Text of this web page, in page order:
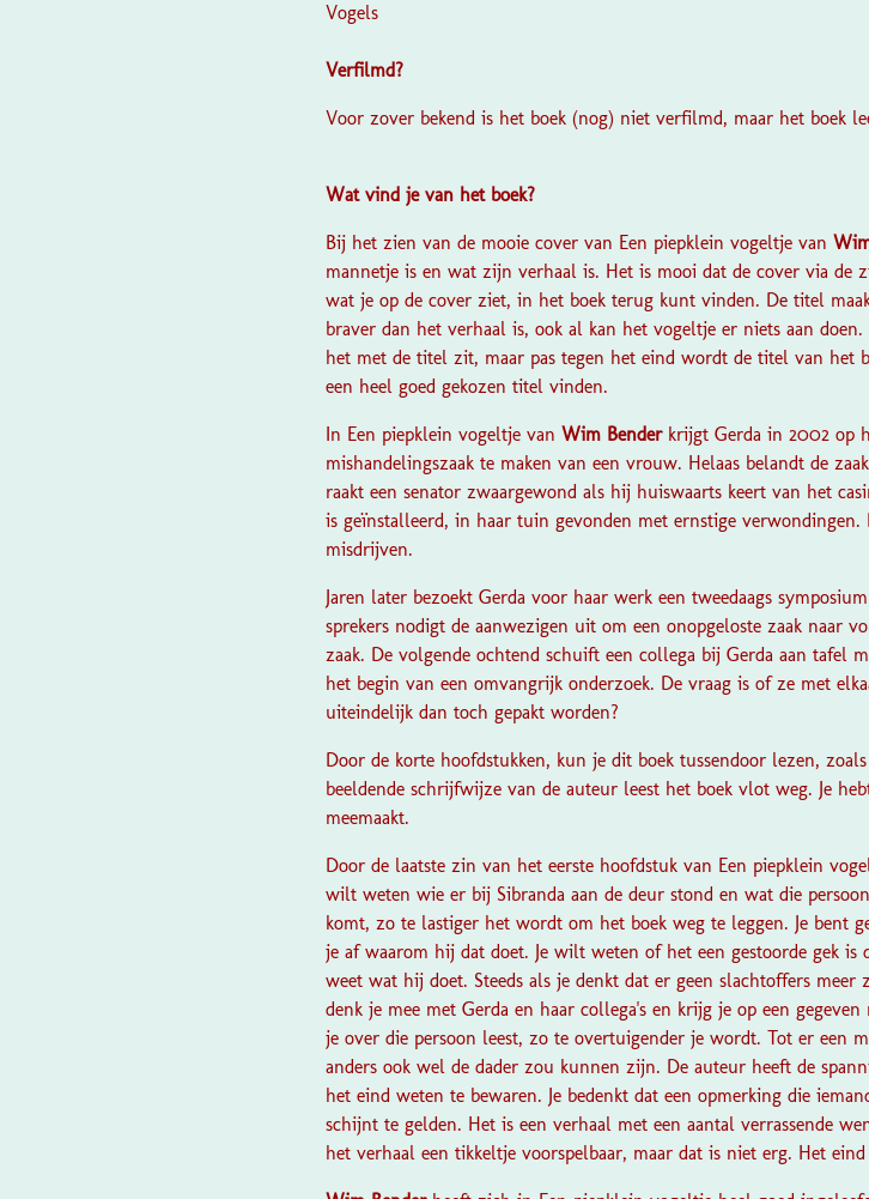
Vogels
Verfilmd?
Voor zover bekend is het boek (nog) niet verfilmd, maar het boek
Wat vind je van het boek?
Bij het zien van de mooie cover van Een piepklein vogeltje van
mannetje is en wat zijn verhaal is. Het is mooi dat de cover via de
wat je op de cover ziet, in het boek terug kunt vinden. De titel
braver dan het verhaal is, ook al kan het vogeltje er niets aan
het met de titel zit, maar pas tegen het eind wordt de titel van het
een heel goed gekozen titel vinden.
In Een piepklein vogeltje van Wim Bender krijgt Gerda in 2002 op
mishandelingszaak te maken van een vrouw. Helaas belandt de
raakt een senator zwaargewond als hij huiswaarts keert van het
is geïnstalleerd, in haar tuin gevonden met ernstige verwondingen.
misdrijven.
Jaren later bezoekt Gerda voor haar werk een tweedaags
sprekers nodigt de aanwezigen uit om een onopgeloste zaak naar
zaak. De volgende ochtend schuift een collega bij Gerda aan tafel
het begin van een omvangrijk onderzoek. De vraag is of ze met
uiteindelijk dan toch gepakt worden?
Door de korte hoofdstukken, kun je dit boek tussendoor lezen,
beeldende schrijfwijze van de auteur leest het boek vlot weg. Je
meemaakt.
Door de laatste zin van het eerste hoofdstuk van Een piepklein
wilt weten wie er bij Sibranda aan de deur stond en wat die
komt, zo te lastiger het wordt om het boek weg te leggen. Je bent
je af waarom hij dat doet. Je wilt weten of het een gestoorde gek
weet wat hij doet. Steeds als je denkt dat er geen slachtoffers
denk je mee met Gerda en haar collega's en krijg je op een
je over die persoon leest, zo te overtuigender je wordt. Tot er een
anders ook wel de dader zou kunnen zijn. De auteur heeft de
het eind weten te bewaren. Je bedenkt dat een opmerking die
schijnt te gelden. Het is een verhaal met een aantal verrassende
het verhaal een tikkeltje voorspelbaar, maar dat is niet erg. Het